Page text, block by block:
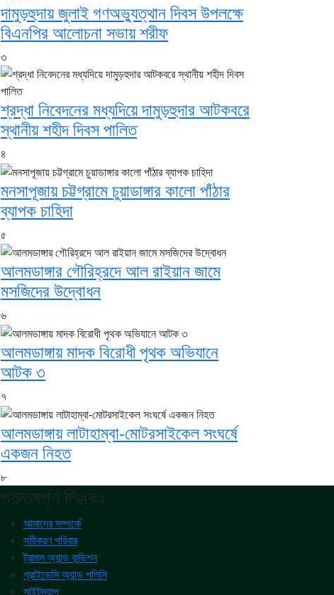
দামুড়হুদায় জুলাই গণঅভ্যুত্থান দিবস উপলক্ষে
বিএনপির আলোচনা সভায় শরীফ
৩
শ্রদ্ধা নিবেদনের মধ্যদিয়ে দামুড়হুদার আটকবরে
স্থানীয় শহীদ দিবস পালিত
৪
মনসাপূজায় চট্টগ্রামে চুয়াডাঙ্গার কালো পাঁঠার
ব্যাপক চাহিদা
৫
আলমডাঙ্গার গৌরিহ্রদে আল রাইয়ান জামে
মসজিদের উদ্বোধন
৬
আলমডাঙ্গায় মাদক বিরোধী পৃথক অভিযানে
আটক ৩
৭
আলমডাঙ্গায় লাটাহাম্বা-মোটরসাইকেল সংঘর্ষে
একজন নিহত
৮
গুরুত্বপূর্ণ লিঙ্কঃ
আমাদের সম্পর্কে
সমীকরণ পরিবার
ট্রামস অ্যান্ড কন্ডিশন
প্রাইভেসি অ্যান্ড পলিসি
সাইটম্যাপ